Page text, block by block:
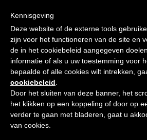
content
Afrekenen
Open
mobile
menu
Close
mobile
menu
Shop
Kennisgeving
Deze website of de externe tools
zijn voor het functioneren van de site en
de in het cookiebeleid aangegeven
informatie of als u uw toestemming voor
bepaalde of alle cookies wilt intrekken,
cookiebeleid
Door het sluiten van deze banner, het
het klikken op een koppeling of door op
verder te gaan met bladeren, gaat u
van cookies.